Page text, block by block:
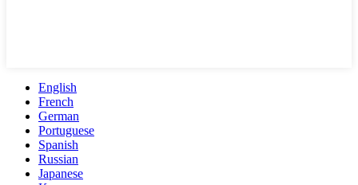
English
French
German
Portuguese
Spanish
Russian
Japanese